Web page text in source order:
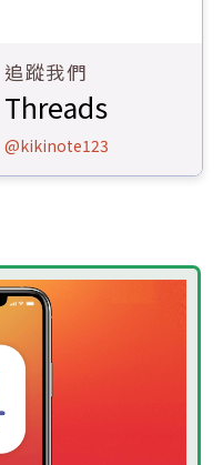
追蹤我們
Threads
@kikinote123